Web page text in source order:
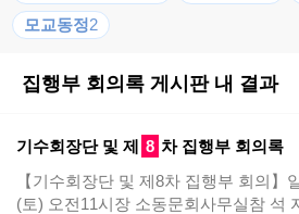
모교동정2
집행부 회의록 게시판 내 결과
기수회장단 및 제 8 차 집행부 회의록
【기수회장단 및 제8차 집행부 회의】
(토) 오전11시장 소동문회사무실참 석